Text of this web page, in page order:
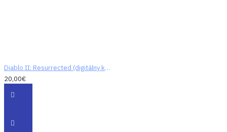
Diablo II: Resurrected (digitálny kód)
20,00€